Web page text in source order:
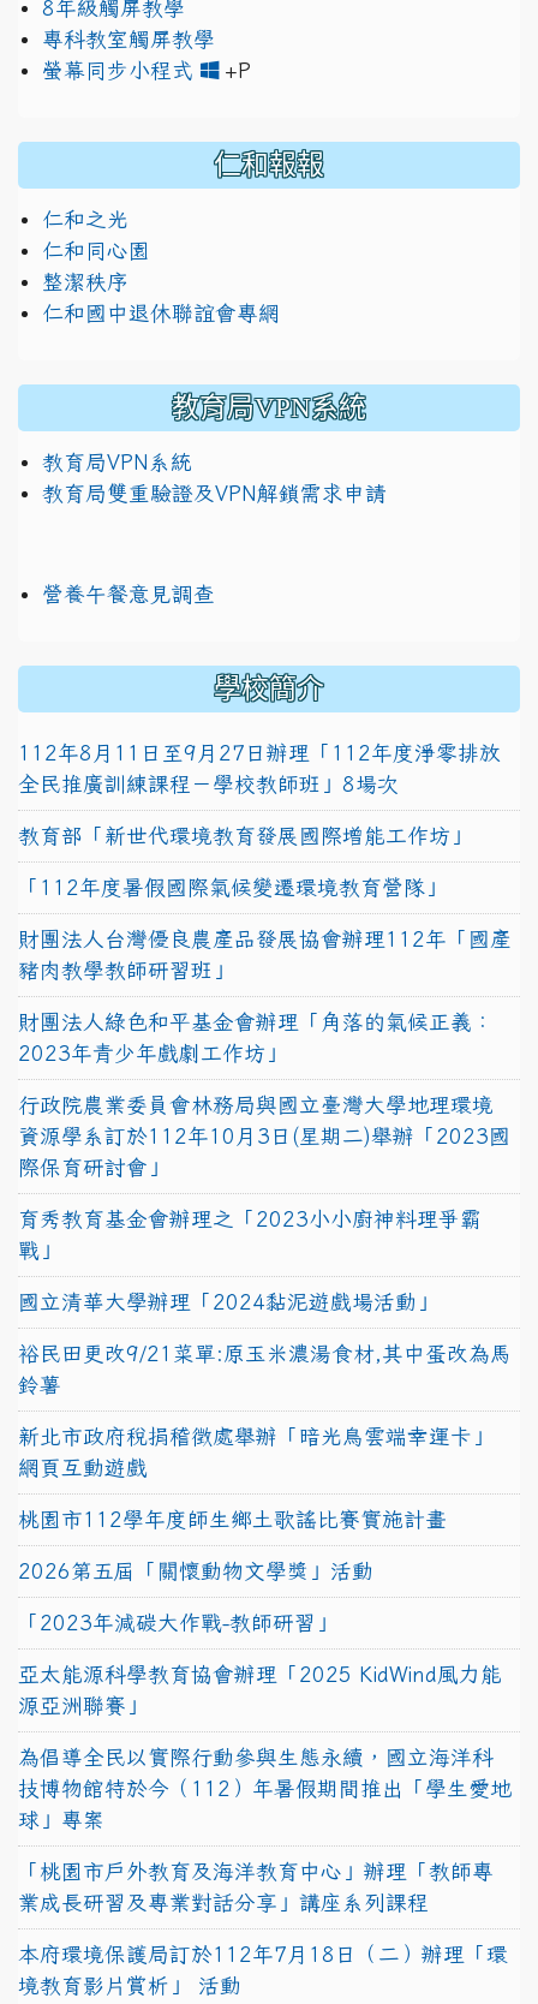
8年級觸屏教學
專科教室觸屏教學
螢幕同步小程式
+P
仁和報報
仁和之光
仁和同心園
整潔秩序
仁和國中退休聯誼會專網
教育局VPN系統
教育局VPN系統
教育局雙重驗證及VPN解鎖需求申請
營養午餐意見調查
學校簡介
112年8月11日至9月27日辦理「112年度淨零排放
全民推廣訓練課程－學校教師班」8場次
教育部「新世代環境教育發展國際增能工作坊」
「112年度暑假國際氣候變遷環境教育營隊」
財團法人台灣優良農產品發展協會辦理112年「國產
豬肉教學教師研習班」
財團法人綠色和平基金會辦理「角落的氣候正義：
2023年青少年戲劇工作坊」
行政院農業委員會林務局與國立臺灣大學地理環境
資源學系訂於112年10月3日(星期二)舉辦「2023國
際保育研討會」
育秀教育基金會辦理之「2023小小廚神料理爭霸
戰」
國立清華大學辦理「2024黏泥遊戲場活動」
裕民田更改9/21菜單:原玉米濃湯食材,其中蛋改為馬
鈴薯
新北市政府稅捐稽徵處舉辦「暗光鳥雲端幸運卡」
網頁互動遊戲
桃園市112學年度師生鄉土歌謠比賽實施計畫
2026第五屆「關懷動物文學獎」活動
「2023年減碳大作戰-教師研習」
亞太能源科學教育協會辦理「2025 KidWind風力能
源亞洲聯賽」
為倡導全民以實際行動參與生態永續，國立海洋科
技博物館特於今（112）年暑假期間推出「學生愛地
球」專案
「桃園市戶外教育及海洋教育中心」辦理「教師專
業成長研習及專業對話分享」講座系列課程
本府環境保護局訂於112年7月18日（二）辦理「環
境教育影片賞析」 活動